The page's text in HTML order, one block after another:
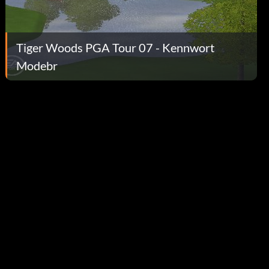
Tiger Woods PGA Tour 07 - Kennwort
Modebr